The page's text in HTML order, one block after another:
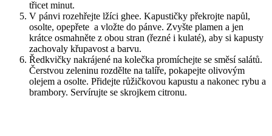
třicet minut.
V pánvi rozehřejte lžíci ghee. Kapustičky překrojte napůl,
osolte, opepřete a vložte do pánve. Zvyšte plamen a jen
krátce osmahněte z obou stran (řezné i kulaté), aby si kapusty
zachovaly křupavost a barvu.
Ředkvičky nakrájené na kolečka promíchejte se směsí salátů.
Čerstvou zeleninu rozdělte na talíře, pokapejte olivovým
olejem a osolte. Přidejte růžičkovou kapustu a nakonec rybu a
brambory. Servírujte se skrojkem citronu.